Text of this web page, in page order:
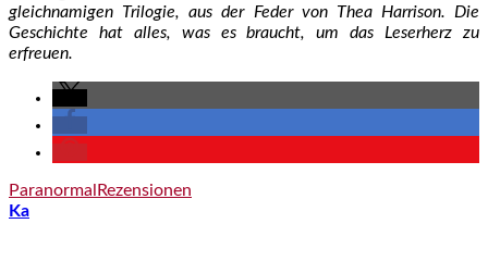
gleichnamigen Trilogie, aus der Feder von Thea Harrison. Die
Geschichte hat alles, was es braucht, um das Leserherz zu
erfreuen.
Paranormal Rezensionen
Ka